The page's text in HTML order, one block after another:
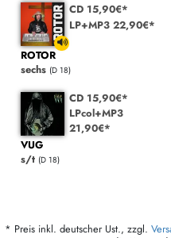
CD 15,90€*
LP+MP3 22,90€*
ROTOR
sechs (D 18)
CD 15,90€*
LPcol+MP3
21,90€*
VUG
s/t (D 18)
* Preis inkl. deutscher Ust., zzgl.